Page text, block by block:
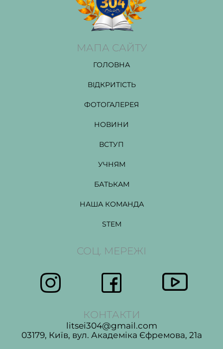
МАПА САЙТУ
ГОЛОВНА
ВІДКРИТІСТЬ
ФОТОГАЛЕРЕЯ
НОВИНИ
ВСТУП
УЧНЯМ
БАТЬКАМ
НАША КОМАНДА
STEM
СОЦ. МЕРЕЖІ
КОНТАКТИ
litsei304@gmail.com
03179, Київ, вул. Академіка Єфремова, 21а